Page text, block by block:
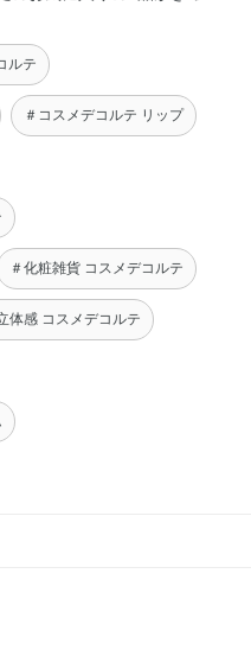
ルテ
＃コスメデコルテ リップ
＃化粧雑貨 コスメデコルテ
体感 コスメデコルテ